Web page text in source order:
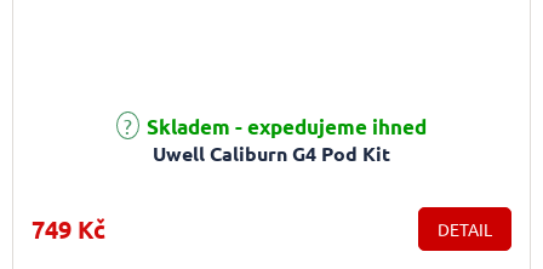
Uwell Caliburn G4 Pod Kit
Průměrné hodnocení produktu je 5,0 z 5 hvězdiček.
Skladem - expedujeme ihned
749 Kč DETAIL